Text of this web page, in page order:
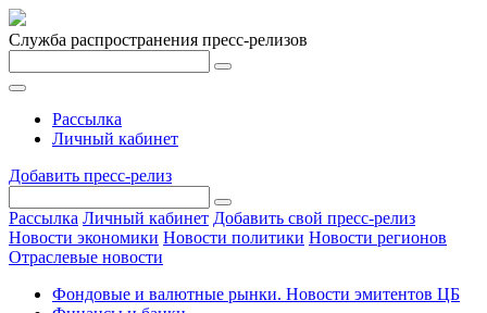
Служба распространения пресс-релизов
Рассылка
Личный кабинет
Добавить пресс-релиз
Рассылка Личный кабинет Добавить свой пресс-релиз
Новости экономики Новости политики Новости регионов
Отраслевые новости
Фондовые и валютные рынки. Новости эмитентов ЦБ